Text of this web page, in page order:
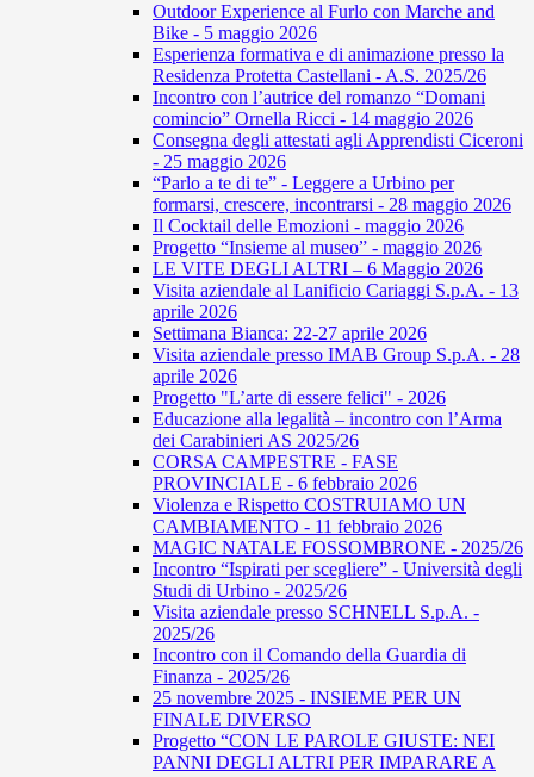
Outdoor Experience al Furlo con Marche and
Bike - 5 maggio 2026
Esperienza formativa e di animazione presso la
Residenza Protetta Castellani - A.S. 2025/26
Incontro con l’autrice del romanzo “Domani
comincio” Ornella Ricci - 14 maggio 2026
Consegna degli attestati agli Apprendisti Ciceroni
- 25 maggio 2026
“Parlo a te di te” - Leggere a Urbino per
formarsi, crescere, incontrarsi - 28 maggio 2026
Il Cocktail delle Emozioni - maggio 2026
Progetto “Insieme al museo” - maggio 2026
LE VITE DEGLI ALTRI – 6 Maggio 2026
Visita aziendale al Lanificio Cariaggi S.p.A. - 13
aprile 2026
Settimana Bianca: 22-27 aprile 2026
Visita aziendale presso IMAB Group S.p.A. - 28
aprile 2026
Progetto "L’arte di essere felici" - 2026
Educazione alla legalità – incontro con l’Arma
dei Carabinieri AS 2025/26
CORSA CAMPESTRE - FASE
PROVINCIALE - 6 febbraio 2026
Violenza e Rispetto COSTRUIAMO UN
CAMBIAMENTO - 11 febbraio 2026
MAGIC NATALE FOSSOMBRONE - 2025/26
Incontro “Ispirati per scegliere” - Università degli
Studi di Urbino - 2025/26
Visita aziendale presso SCHNELL S.p.A. -
2025/26
Incontro con il Comando della Guardia di
Finanza - 2025/26
25 novembre 2025 - INSIEME PER UN
FINALE DIVERSO
Progetto “CON LE PAROLE GIUSTE: NEI
PANNI DEGLI ALTRI PER IMPARARE A